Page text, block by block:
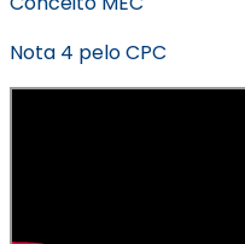
Nota 4 pelo CPC